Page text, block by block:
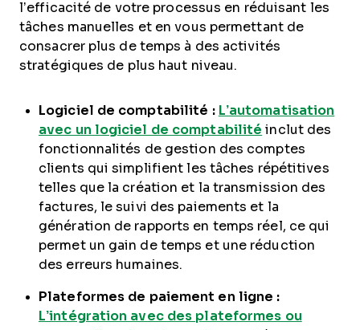
l’efficacité de votre processus en réduisant les
tâches manuelles et en vous permettant de
consacrer plus de temps à des activités
stratégiques de plus haut niveau.
Logiciel de comptabilité : L’automatisation
avec un logiciel de comptabilité inclut des
fonctionnalités de gestion des comptes
clients qui simplifient les tâches répétitives
telles que la création et la transmission des
factures, le suivi des paiements et la
génération de rapports en temps réel, ce qui
permet un gain de temps et une réduction
des erreurs humaines.
Plateformes de paiement en ligne :
L’intégration avec des plateformes ou